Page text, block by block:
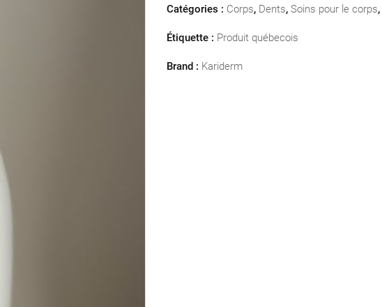
Catégories : Corps, Dents, Soins pour le corps,
Étiquette : Produit québecois
Brand : Kariderm